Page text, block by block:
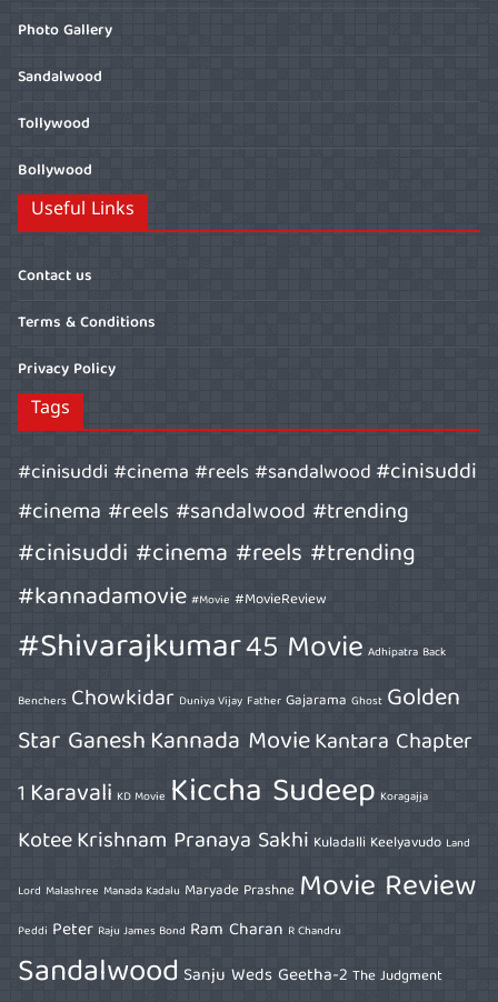
Photo Gallery
Sandalwood
Tollywood
Bollywood
Useful Links
Contact us
Terms & Conditions
Privacy Policy
Tags
#cinisuddi #cinema #reels #sandalwood#cinisuddi
#cinema #reels #sandalwood #trending
#cinisuddi #cinema #reels #trending
#kannadamovie #Movie #MovieReview
#Shivarajkumar45 Movie Adhipatra Back
Benchers Chowkidar Duniya Vijay Father Gajarama Ghost Golden
Star GaneshKannada MovieKantara Chapter
1 Karavali KD Movie Kiccha Sudeep Koragajja
KoteeKrishnam Pranaya Sakhi Kuladalli Keelyavudo Land
Lord Malashree Manada Kadalu Maryade Prashne Movie Review
Peddi Peter Raju James Bond Ram Charan R Chandru
Sandalwood Sanju Weds Geetha-2 The Judgment